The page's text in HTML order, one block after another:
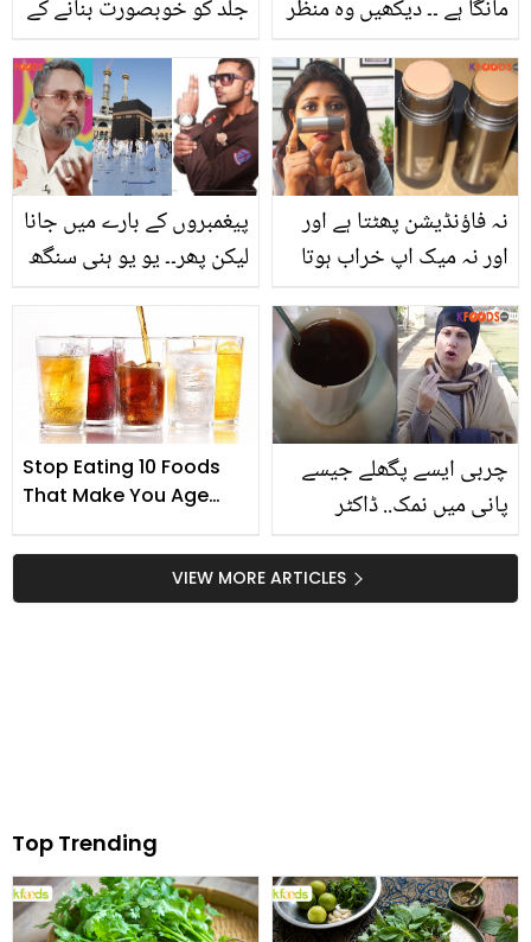
جلد کو خوبصورت بنانے کے
بتا دئیے، جانیں
مانگا ہے ۔۔ دیکھیں وہ منظر
کی قبر پر جا کر کیسے رو
رو کر والدہ سے کہتا ہے کہ
مجھ سے بات کرو
پیغمبروں کے بارے میں جانا
لیکن پھر۔۔ یو یو ہنی سنگھ
میں کیا انکشاف کیا؟
نہ فاؤنڈیشن پھٹتا ہے اور
اور نہ میک اپ خراب ہوتا
سی اسٹک چہرے پر لگانے
سے میک اپ 6 گھنٹے تک
خراب نہیں ہوتا ؟ آج ہی
خرید لائیں
Stop Eating 10 Foods
That Make You Age
چربی ایسے پگھلے جیسے
پانی میں نمک.. ڈاکٹر
میں 40 کلو چربی پگھلانے
کا کیا طریقہ بتایا؟
VIEW MORE ARTICLES
Top Trending